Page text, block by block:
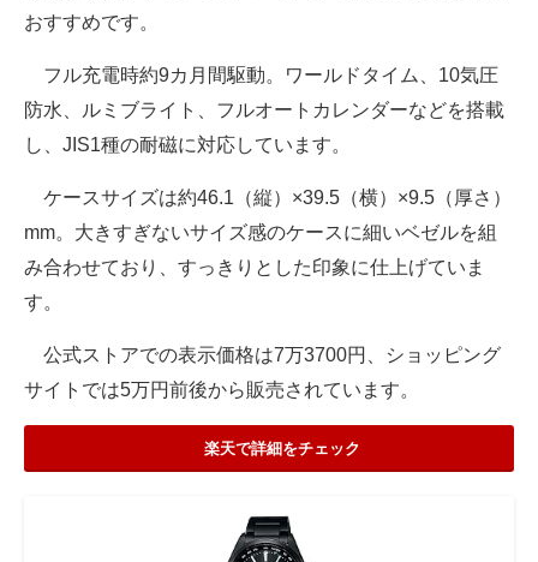
おすすめです。
フル充電時約9カ月間駆動。ワールドタイム、10気圧
防水、ルミブライト、フルオートカレンダーなどを搭載
し、JIS1種の耐磁に対応しています。
ケースサイズは約46.1（縦）×39.5（横）×9.5（厚さ）
mm。大きすぎないサイズ感のケースに細いベゼルを組
み合わせており、すっきりとした印象に仕上げていま
す。
公式ストアでの表示価格は7万3700円、ショッピング
サイトでは5万円前後から販売されています。
楽天で詳細をチェック